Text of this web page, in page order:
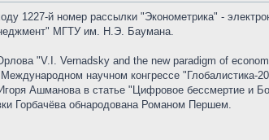
1227-й номер рассылки "Эконометрика" -
МГТУ им. Н.Э. Баумана.
"V.I. Vernadsky and the new paradigm of
научном конгрессе "Глобалистика-
Ашманова в статье "Цифровое бессмертие и
Горбачёва обнародована Романом Першем.